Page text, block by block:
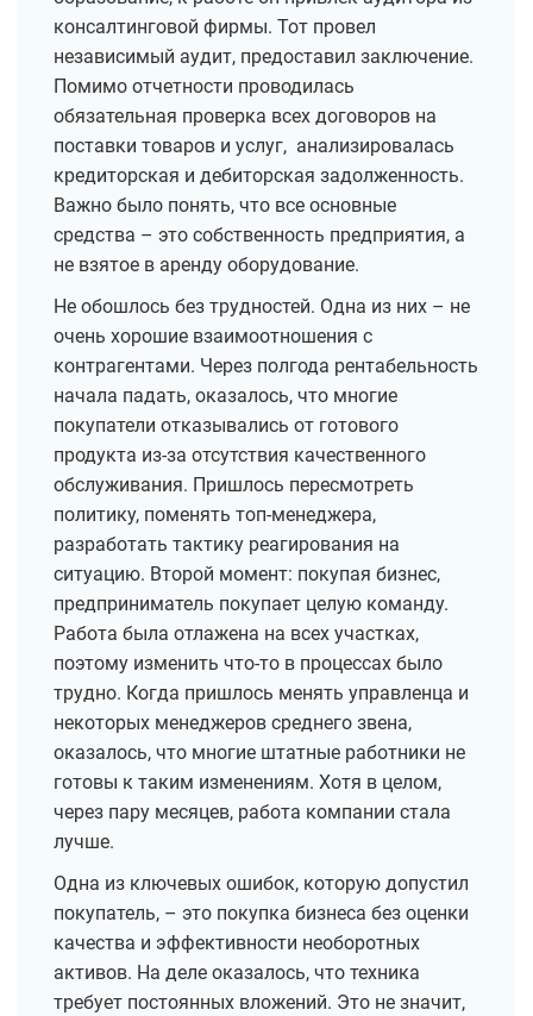
консалтинговой фирмы. Тот провел
независимый аудит, предоставил заключение.
Помимо отчетности проводилась
обязательная проверка всех договоров на
поставки товаров и услуг, анализировалась
кредиторская и дебиторская задолженность.
Важно было понять, что все основные
средства – это собственность предприятия, а
не взятое в аренду оборудование.
Не обошлось без трудностей. Одна из них – не
очень хорошие взаимоотношения с
контрагентами. Через полгода рентабельность
начала падать, оказалось, что многие
покупатели отказывались от готового
продукта из-за отсутствия качественного
обслуживания. Пришлось пересмотреть
политику, поменять топ-менеджера,
разработать тактику реагирования на
ситуацию. Второй момент: покупая бизнес,
предприниматель покупает целую команду.
Работа была отлажена на всех участках,
поэтому изменить что-то в процессах было
трудно. Когда пришлось менять управленца и
некоторых менеджеров среднего звена,
оказалось, что многие штатные работники не
готовы к таким изменениям. Хотя в целом,
через пару месяцев, работа компании стала
лучше.
Одна из ключевых ошибок, которую допустил
покупатель, – это покупка бизнеса без оценки
качества и эффективности необоротных
активов. На деле оказалось, что техника
требует постоянных вложений. Это не значит,